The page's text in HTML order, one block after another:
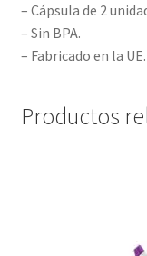
– Cápsula de 2
– Sin BPA.
– Fabricado en la UE.
Productos